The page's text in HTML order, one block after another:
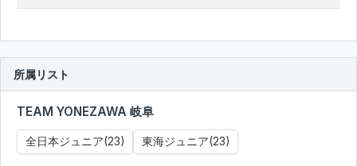
所属リスト
TEAM YONEZAWA 岐阜
全日本ジュニア(23) 東海ジュニア(23)